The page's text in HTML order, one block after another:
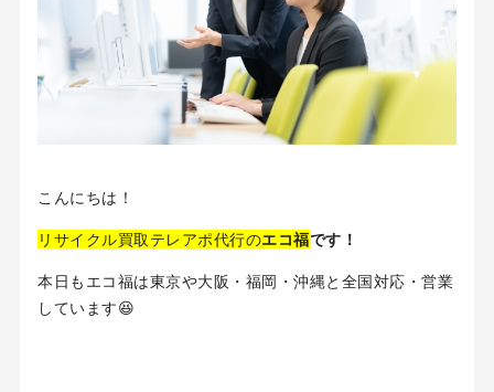
こんにちは！
リサイクル買取テレアポ代行のエコ福です！
本日もエコ福は東京や大阪・福岡・沖縄と全国対応・営業
しています😆